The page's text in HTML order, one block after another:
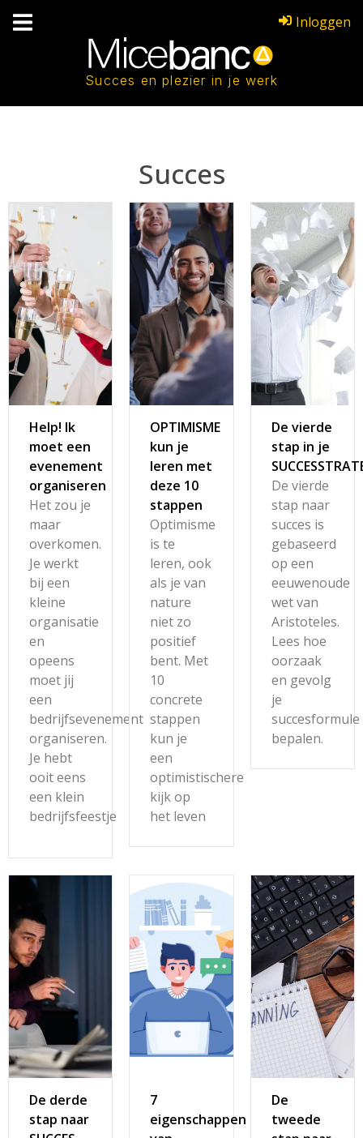
Inloggen
Succes en plezier in je werk
Succes
Help! Ik
moet een
evenement
organiseren
Het zou je
maar
overkomen.
Je werkt
bij een
kleine
organisatie
en
opeens
moet jij
een
bedrijfsevenement
organiseren.
Je hebt
ooit eens
een klein
bedrijfsfeestje
OPTIMISME
kun je
leren met
deze 10
stappen
Optimisme
is te
leren, ook
als je van
nature
niet zo
positief
bent. Met
10
concrete
stappen
kun je
een
optimistischere
kijk op
het leven
De vierde
stap in je
De vierde
stap naar
succes is
gebaseerd
op een
eeuwenoude
wet van
Aristoteles.
Lees hoe
oorzaak
en gevolg
je
succesformule
bepalen.
De derde
stap naar
7
eigenschappen
De
tweede